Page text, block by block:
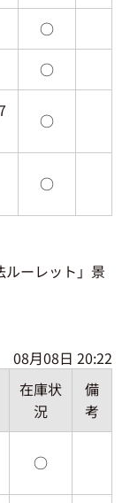
○
○
○
○
ルーレット」景
08月08日 20:22
在庫状
況
備
考
○